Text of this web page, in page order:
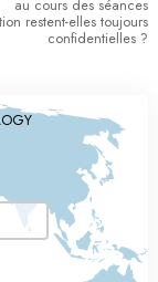
au cours des séances
restent-elles toujours
confidentielles ?